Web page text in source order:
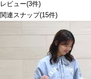
レビュー(3件)
関連スナップ(15件)